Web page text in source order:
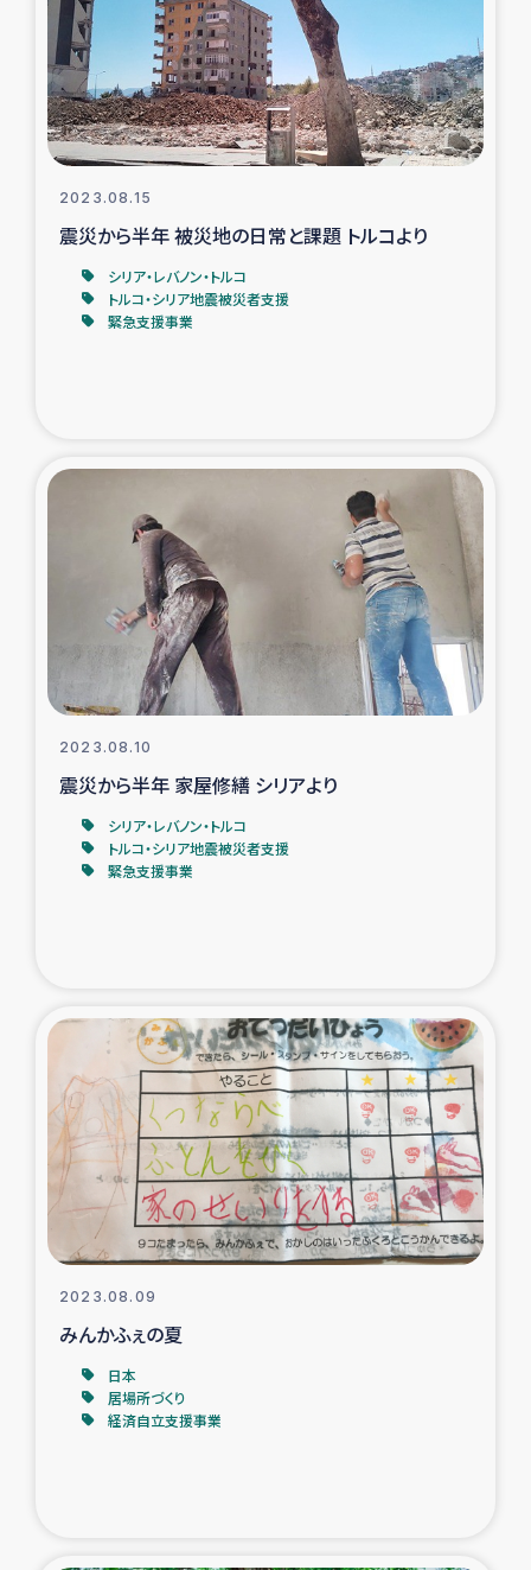
漁民によるマングローブ植林活動
レバノンでのシリア難民への食糧・越冬支援
レバノンにおける緊急支援
レバノンでのシリア難民への教育支援事業
レバノンでのシリア難民・レバノン人への農業支援
石巻市街地在宅被災者支援
復興応援隊の活動
仮設住宅生活支援・農業復興支援
漁業復興支援
経済自立支援事業
ガザ地区での公園の緑化を通じた支援事業
ガザ地区における被災住民への緊急支援
ガザ地区酪農を通した女性グループの生計支援
ふりかけ普及と食生活改善による栄養改善事業
女性の生計向上を通じた子どもの栄養改善事業
2023.08.15
震災から半年 被災地の日常と課題 トルコより
シリア・レバノン・トルコ
トルコ・シリア地震被災者支援
緊急支援事業
2023.08.10
震災から半年 家屋修繕 シリアより
シリア・レバノン・トルコ
トルコ・シリア地震被災者支援
緊急支援事業
2023.08.09
みんかふぇの夏
日本
居場所づくり
経済自立支援事業